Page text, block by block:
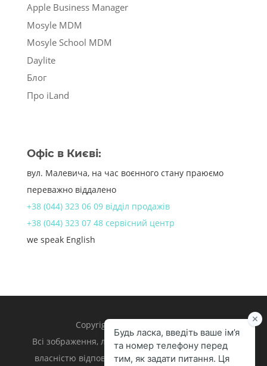
Apple Business Manager
Mosyle MDM
Mosyle School MDM
Daylite
Блог
Про iLand
Офіс в Києві:
вул. Малевича, на час воєнного стану праюємо
переважно віддалено
+38 (044) 323 06 09 відділ продажів
+38 (044) 323 07 48 сервісний центр
we speak English
Copyright 1998 – 2024 iLand.
Всі зображення, логотипи та торгівельні марки є
власністю відповідних власників. Apple, iPhone,